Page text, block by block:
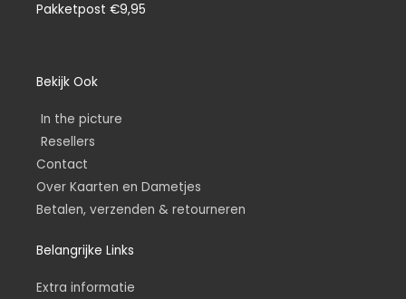
Pakketpost €9,95
Bekijk Ook
In the picture
Resellers
Contact
Over Kaarten en Dametjes
Betalen, verzenden & retourneren
Belangrijke Links
Extra informatie